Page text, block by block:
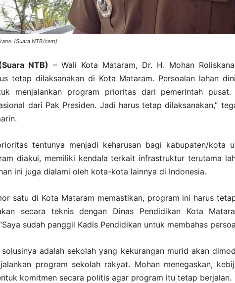
(Suara NTB/cem)
NTB) – Wali Kota Mataram, Dr. H. Mohan
tetap dilaksanakan di Kota Mataram. Persoalan lahan
menjalankan program prioritas dari pemerintah
dari Pak Presiden. Jadi harus tetap dilaksanakan,”
tentunya menjadi keharusan bagi kabupaten/kota
diakui, memiliki kendala terkait infrastruktur terutama
ini juga dialami oleh kota-kota lainnya di Indonesia.
satu di Kota Mataram memastikan, program ini harus
secara teknis dengan Dinas Pendidikan Kota
sudah panggil Kadis Pendidikan untuk membahas
solusinya adalah sekolah yang kekurangan murid akan
program sekolah rakyat. Mohan menegaskan,
komitmen secara politis agar program itu tetap berjalan.